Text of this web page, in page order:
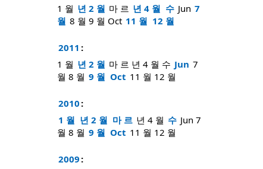
1 월 년 2 월 마 르 년 4 월 수 Jun 7
월 8 월 9 월 Oct 11 월 12 월
2011 :
1 월 년 2 월 마 르 년 4 월 수 Jun 7
월 8 월 9 월 Oct 11 월 12 월
2010 :
1 월 년 2 월 마 르 년 4 월 수 Jun 7
월 8 월 9 월 Oct 11 월 12 월
2009 :